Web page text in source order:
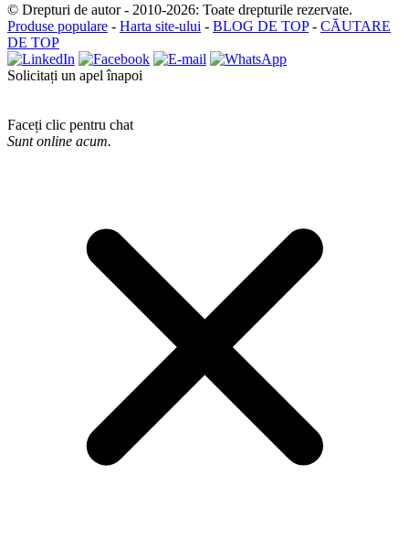
© Drepturi de autor - 2010-2026: Toate drepturile rezervate.
Produse populare - Harta site-ului - BLOG DE TOP- CĂUTARE
DE TOP
Solicitați un apel înapoi
Faceți clic pentru chat
Sunt online acum.